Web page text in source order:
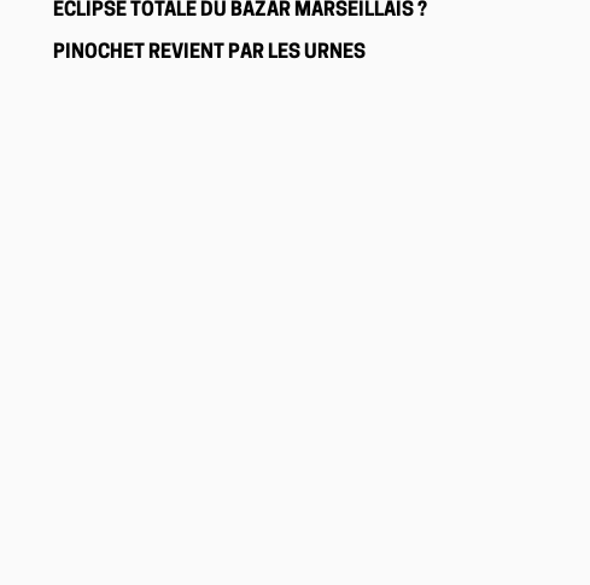
ÉCLIPSE TOTALE DU BAZAR MARSEILLAIS ?
PINOCHET REVIENT PAR LES URNES